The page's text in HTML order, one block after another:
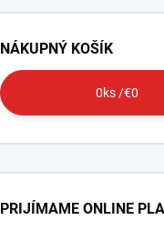
NÁKUPNÝ KOŠÍK
0ks /€0
PRIJÍMAME ONLINE